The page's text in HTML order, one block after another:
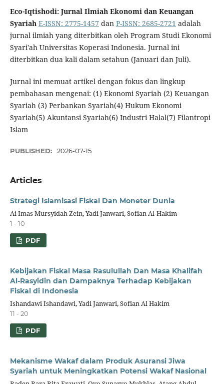
Eco-Iqtishodi: Jurnal Ilmiah Ekonomi dan Keuangan
Syariah E-ISSN: 2775-1457 dan P-ISSN: 2685-2721 adalah
jurnal ilmiah yang diterbitkan oleh Program Studi Ekonomi
Syari'ah Universitas Koperasi Indonesia. Jurnal ini
diterbitkan dua kali dalam setahun (Januari dan Juli).
Jurnal ini memuat artikel dengan fokus dan lingkup
pembahasan mengenai: (1) Ekonomi Syariah (2) Keuangan
Syariah (3) Perbankan Syariah(4) Hukum Ekonomi
Syariah(5) Akuntansi Syariah(6) Industri Halal(7) Filantropi
Islam
PUBLISHED: 2026-07-15
Articles
Strategi Islamisasi Fiskal Dan Moneter Dunia
Ai Imas Mursyidah Zein, Yadi Janwari, Sofian Al-Hakim
1 - 10
PDF
Kebijakan Fiskal Masa Rasulullah Dan Masa Khalifah
Al-Rasyidin dan Dampaknya Terhadap Kebijakan
Fiskal di Indonesia
Ishandawi Ishandawi, Yadi Janwari, Sofian Al Hakim
11 - 20
PDF
Mekanisme Wakaf dalam Produk Asuransi Jiwa
Syariah untuk Meningkatkan Potensi Wakaf Nasional